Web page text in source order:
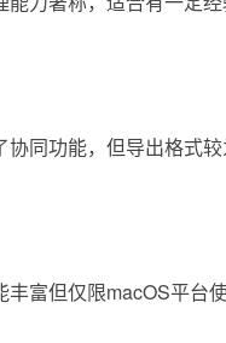
同功能，但导出格式
富但仅限macOS平台